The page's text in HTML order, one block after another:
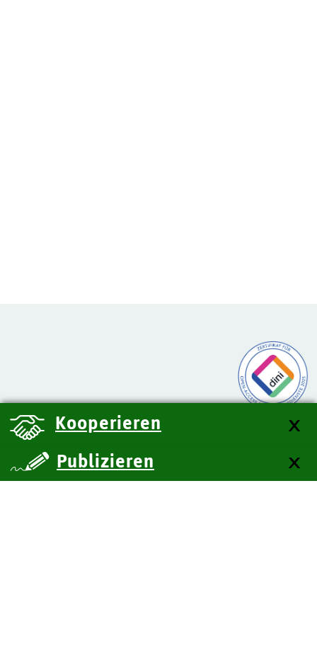
Publizieren
Kooperieren